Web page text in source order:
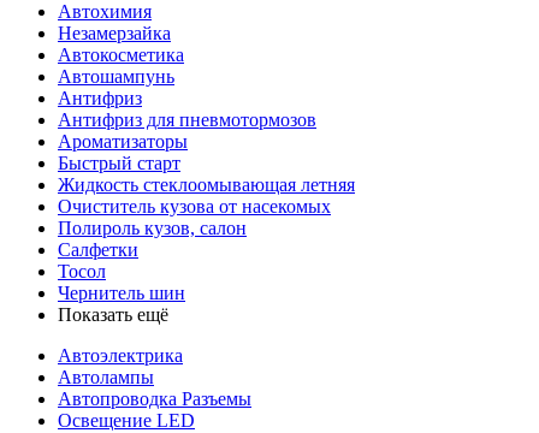
Автохимия
Незамерзайка
Автокосметика
Автошампунь
Антифриз
Антифриз для пневмотормозов
Ароматизаторы
Быстрый старт
Жидкость стеклоомывающая летняя
Очиститель кузова от насекомых
Полироль кузов, салон
Салфетки
Тосол
Чернитель шин
Показать ещё
Автоэлектрика
Автолампы
Автопроводка Разъемы
Освещение LED